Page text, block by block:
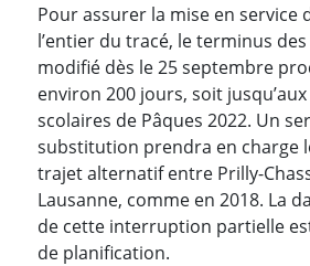
Pour assurer la mise en service
l’entier du tracé, le terminus
modifié dès le 25 septembre
environ 200 jours, soit
scolaires de Pâques 2022. Un
substitution prendra en charge
trajet alternatif entre Prilly-
Lausanne, comme en 2018. La
de cette interruption partielle
de planification.